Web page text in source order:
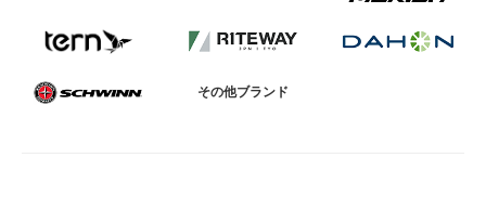
その他ブランド